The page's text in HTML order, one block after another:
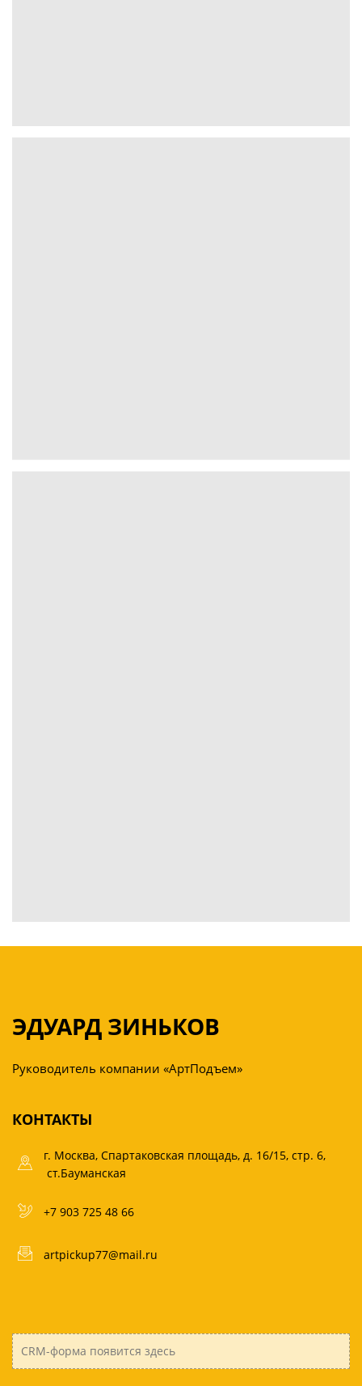
ЭДУАРД ЗИНЬКОВ
Руководитель компании «АртПодъем»
КОНТАКТЫ
г. Москва, Спартаковская площадь, д. 16/15, стр. 6,
ст.Бауманская
+7 903 725 48 66
artpickup77@mail.ru
CRM-форма появится здесь